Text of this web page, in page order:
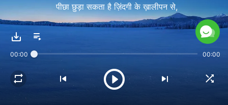
पीछा छुड़ा सकता है ज़िंदगी के ख़ालीपन से,
पीछा छुड़ा सकता है ज़िंदगी के ख़ालीपन से।
जब कोई उसे न देख सके,
00:00 00:00